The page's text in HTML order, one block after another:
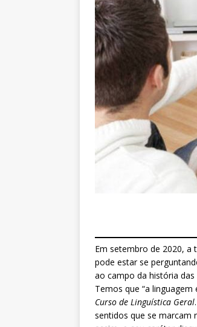
Em setembro de 2020, a
pode estar se
ao campo da história
Temos que “a
Curso de Linguística Geral
sentidos que se marcam